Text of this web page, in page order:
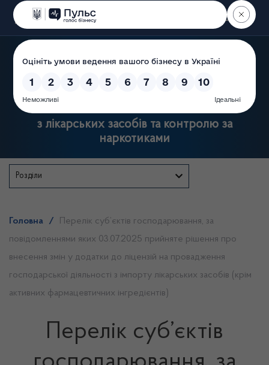
Пошук
Державна служба України
з лікарських засобів та контролю за
наркотиками
Розділи
Головна /
Перелік суб’єктів господарювання, за
повідомленнями яких 03.07.2025 прийняте рішення про
внесення змін у додатки до ліцензій на провадження
господарської діяльності з імпорту лікарських засобів (крім
активних фармацевтичних інгредієнтів)
Перелік суб’єктів